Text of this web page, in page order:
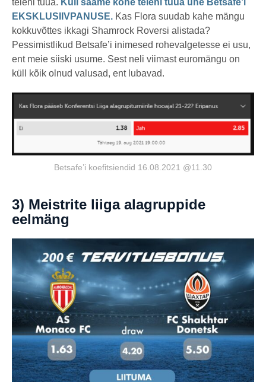
teieni tuua. Küll saame kohe teieni tuua ühe Betsafe’i
EKSKLUSIIVPANUSE. Kas Flora suudab kahe mängu
kokkuvõttes ikkagi Shamrock Roversi alistada?
Pessimistlikud Betsafe’i inimesed rohevalgetesse ei usu,
ent meie siiski usume. Sest neli viimast euromängu on
küll kõik olnud valusad, ent lubavad.
Betsafe’i koefitsiendid 16.08.2021 @11.30
3) Meistrite liiga alagruppide
eelmäng